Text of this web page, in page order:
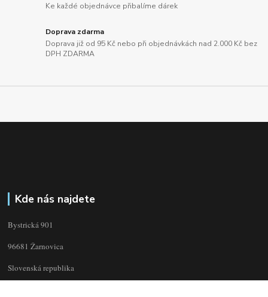
Ke každé objednávce přibalíme dárek
Doprava zdarma
Doprava již od 95 Kč nebo při objednávkách nad 2.000 Kč bez
DPH ZDARMA
Kde nás najdete
Bystrická 901
96681 Žarnovica
Slovenská republika